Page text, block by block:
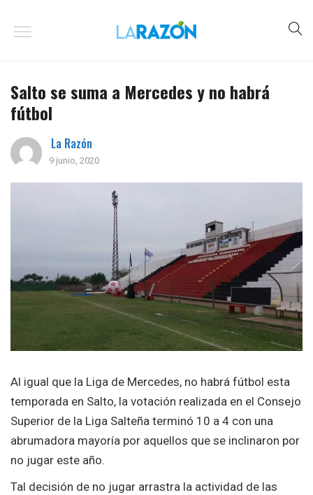
Salto se suma a Mercedes y no habrá
fútbol
La Razón
9 junio, 2020
Al igual que la Liga de Mercedes, no habrá fútbol esta
temporada en Salto, la votación realizada en el Consejo
Superior de la Liga Salteña terminó 10 a 4 con una
abrumadora mayoría por aquellos que se inclinaron por
no jugar este año.
Tal decisión de no jugar arrastra la actividad de las